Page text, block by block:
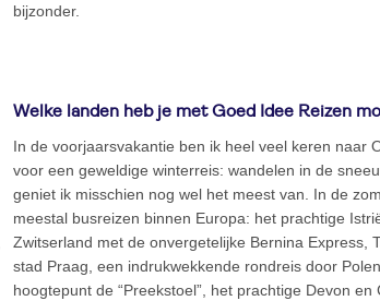
bijzonder.
Welke landen heb je met Goed Idee Reizen
In de voorjaarsvakantie ben ik heel veel keren naar
voor een geweldige winterreis: wandelen in de
geniet ik misschien nog wel het meest van. In de
meestal busreizen binnen Europa: het prachtige
Zwitserland met de onvergetelijke Bernina Express,
stad Praag, een indrukwekkende rondreis door
hoogtepunt de “Preekstoel”, het prachtige Devon en